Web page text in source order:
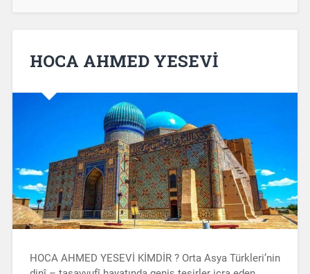
HOCA AHMED YESEVİ
HOCA AHMED YESEVİ KİMDİR ? Orta Asya Türkleri’nin